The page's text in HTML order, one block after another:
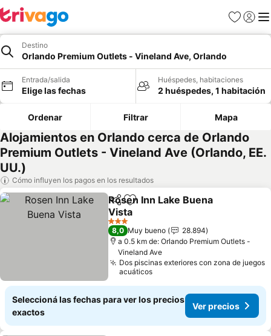
Favoritos
Iniciar
Destino
Orlando Premium Outlets - Vineland Ave, Orlando
Entrada/salida
Elige las fechas
Huéspedes, habitaciones
2 huéspedes, 1 habitación
Ordenar Filtrar Mapa
Alojamientos en Orlando cerca de Orlando
Premium Outlets - Vineland Ave (Orlando, EE.
UU.)
Cómo influyen los pagos en los resultados
CompartirAñadir a favoritos
Rosen Inn Lake Buena
Vista
3 Estrellas
8,0 Muy bueno
28.894
a 0.5 km de: Orlando Premium Outlets -
Vineland Ave
Dos piscinas exteriores con zona de juegos
acuáticos
Seleccioná las fechas para ver los precios
exactos
Ver precios